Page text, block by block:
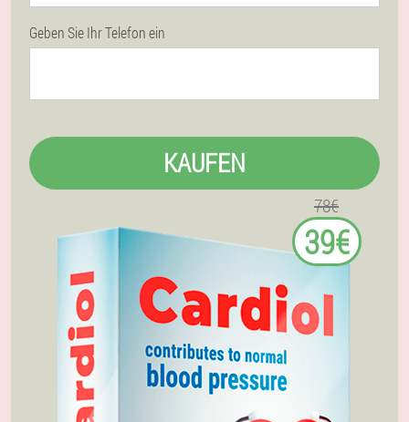
Geben Sie Ihr Telefon ein
KAUFEN
78€
39€